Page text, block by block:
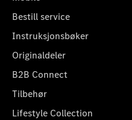
Bestill service
Instruksjonsbøker
Originaldeler
B2B Connect
Tilbehør
Lifestyle Collection